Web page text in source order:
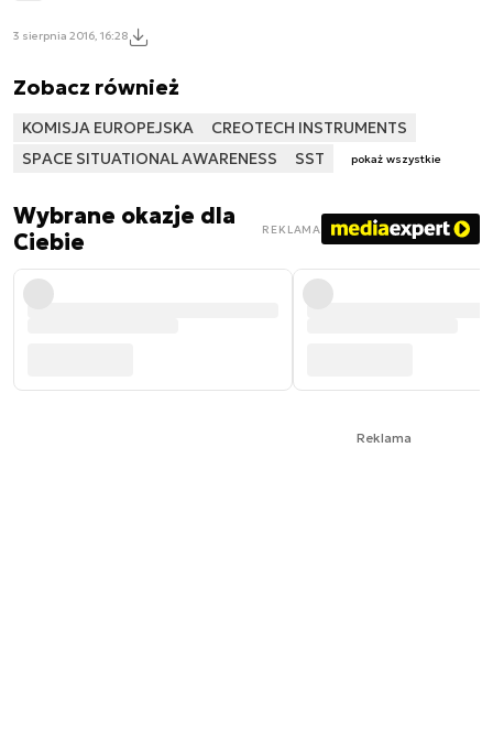
3 sierpnia 2016, 16:28
Zobacz również
KOMISJA EUROPEJSKA
CREOTECH INSTRUMENTS
SPACE SITUATIONAL AWARENESS
SST pokaż wszystkie
Wybrane okazje dla
Ciebie
REKLAMA
Reklama